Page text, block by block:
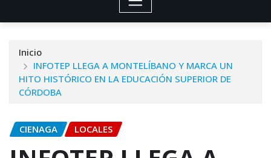
Inicio
INFOTEP LLEGA A MONTELÍBANO Y MARCA UN
HITO HISTÓRICO EN LA EDUCACIÓN SUPERIOR DE
CÓRDOBA
CIENAGA LOCALES